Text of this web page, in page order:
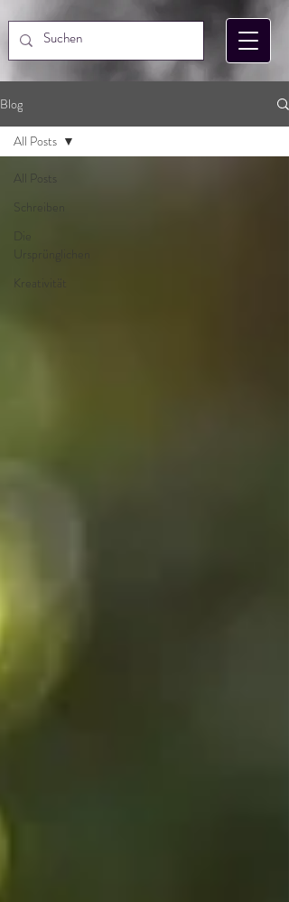
Blog
All Posts
Schreiben
Ursprünglichen
Kreativität
All Posts